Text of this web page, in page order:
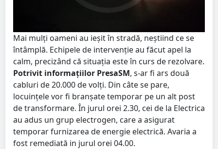
Mai mulți oameni au ieșit în stradă, neștiind ce se
întâmplă. Echipele de intervenție au făcut apel la
calm, precizând că situația este în curs de rezolvare.
Potrivit informațiilor PresaSM, s-ar fi ars două
cabluri de 20.000 de volți. Din câte se pare,
locuințele vor fi branșate temporar pe un alt post
de transformare. În jurul orei 2.30, cei de la Electrica
au adus un grup electrogen, care a asigurat
temporar furnizarea de energie electrică. Avaria a
fost remediată in jurul orei 04.00.